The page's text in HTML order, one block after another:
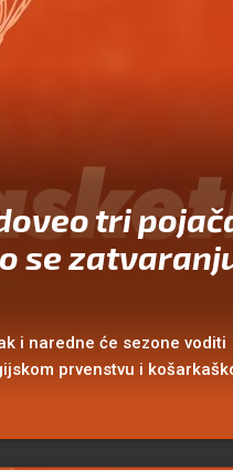
tri
se
i naredne će sezone voditi
prvenstvu i